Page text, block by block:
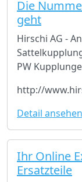
Die
geht
Hirschi AG -
PW
http://
Detail ansehen
Ihr Online
Ersatzteile